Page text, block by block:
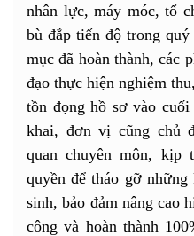
nhân lực, máy móc, tổ
bù đắp tiến độ trong
mục đã hoàn thành, các
đạo thực hiện nghiệm
tồn đọng hồ sơ vào
khai, đơn vị cũng chủ
quan chuyên môn, kịp
quyền để tháo gỡ
sinh, bảo đảm nâng cao
công và hoàn thành